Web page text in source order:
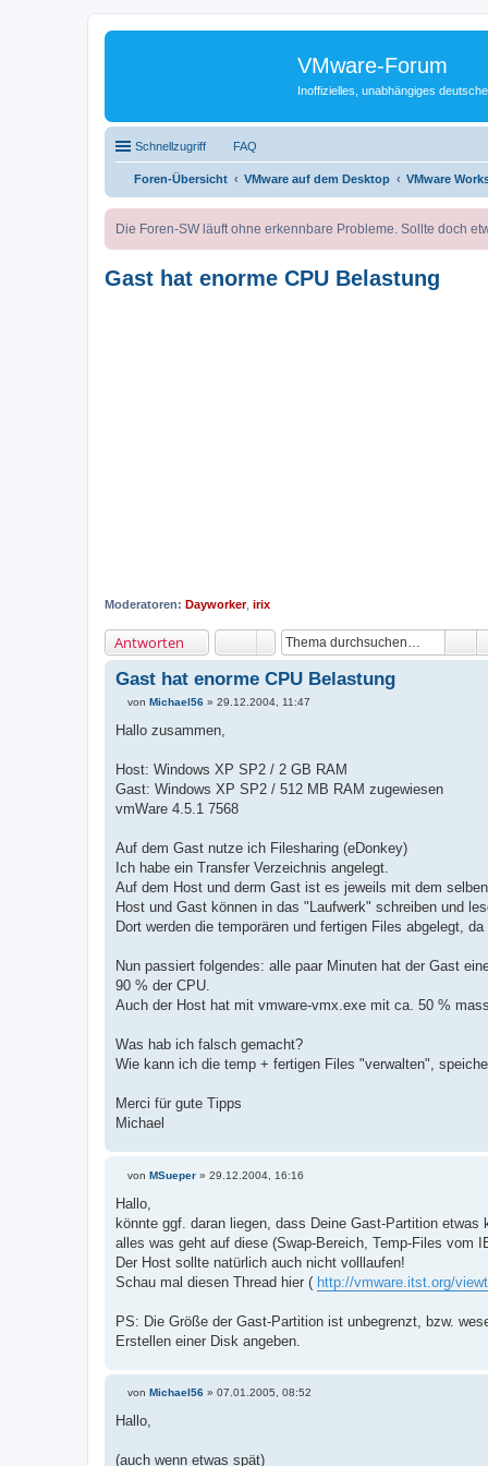
VMware-Forum
Inoffizielles, unabhängiges
Schnellzugriff FAQ
Foren-Übersicht VMware auf dem Desktop VMware
Die Foren-SW läuft ohne erkennbare Probleme. Sollte doch
Gast hat enorme CPU Belastung
Moderatoren: Dayworker, irix
Antworten
Gast hat enorme CPU Belastung
e
i
a
g
von Michael56 » 29.12.2004, 11:47
Hallo zusammen,
Host: Windows XP SP2 / 2 GB RAM
Gast: Windows XP SP2 / 512 MB RAM zugewiesen
vmWare 4.5.1 7568
Auf dem Gast nutze ich Filesharing (eDonkey)
Ich habe ein Transfer Verzeichnis angelegt.
Auf dem Host und derm Gast ist es jeweils mit dem
Host und Gast können in das "Laufwerk" schreiben und
Dort werden die temporären und fertigen Files abgelegt,
Nun passiert folgendes: alle paar Minuten hat der Gast
90 % der CPU.
Auch der Host hat mit vmware-vmx.exe mit ca. 50 %
Was hab ich falsch gemacht?
Wie kann ich die temp + fertigen Files "verwalten",
Merci für gute Tipps
Michael
e
i
t
r
a
g
von MSueper » 29.12.2004, 16:16
Hallo,
könnte ggf. daran liegen, dass Deine Gast-Partition
alles was geht auf diese (Swap-Bereich, Temp-Files vom
Der Host sollte natürlich auch nicht volllaufen!
Schau mal diesen Thread hier ( http://vmware.itst.org/
PS: Die Größe der Gast-Partition ist unbegrenzt, bzw.
Erstellen einer Disk angeben.
e
i
von Michael56 » 07.01.2005, 08:52
Hallo,
(auch wenn etwas spät)